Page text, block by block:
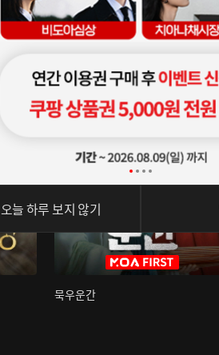
묵우운간
오늘 하루 보지 않기